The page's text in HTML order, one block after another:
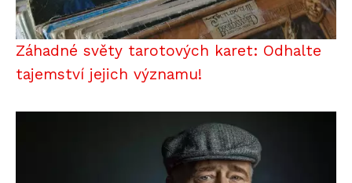
Záhadné světy tarotových karet: Odhalte
tajemství jejich významu!